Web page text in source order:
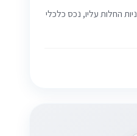
החלות עליו, נכס כלכלי